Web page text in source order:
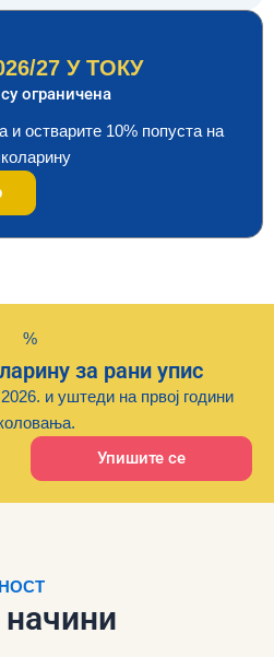
27 У ТОКУ
ограничена
и остварите 10% попуста на
%
за рани упис
и уштеди на првој години
Упишите се